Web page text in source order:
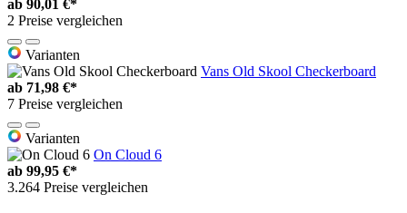
ab 90,01 €*
2 Preise vergleichen
Varianten
Vans Old Skool Checkerboard
ab 71,98 €*
7 Preise vergleichen
Varianten
On Cloud 6
ab 99,95 €*
3.264 Preise vergleichen